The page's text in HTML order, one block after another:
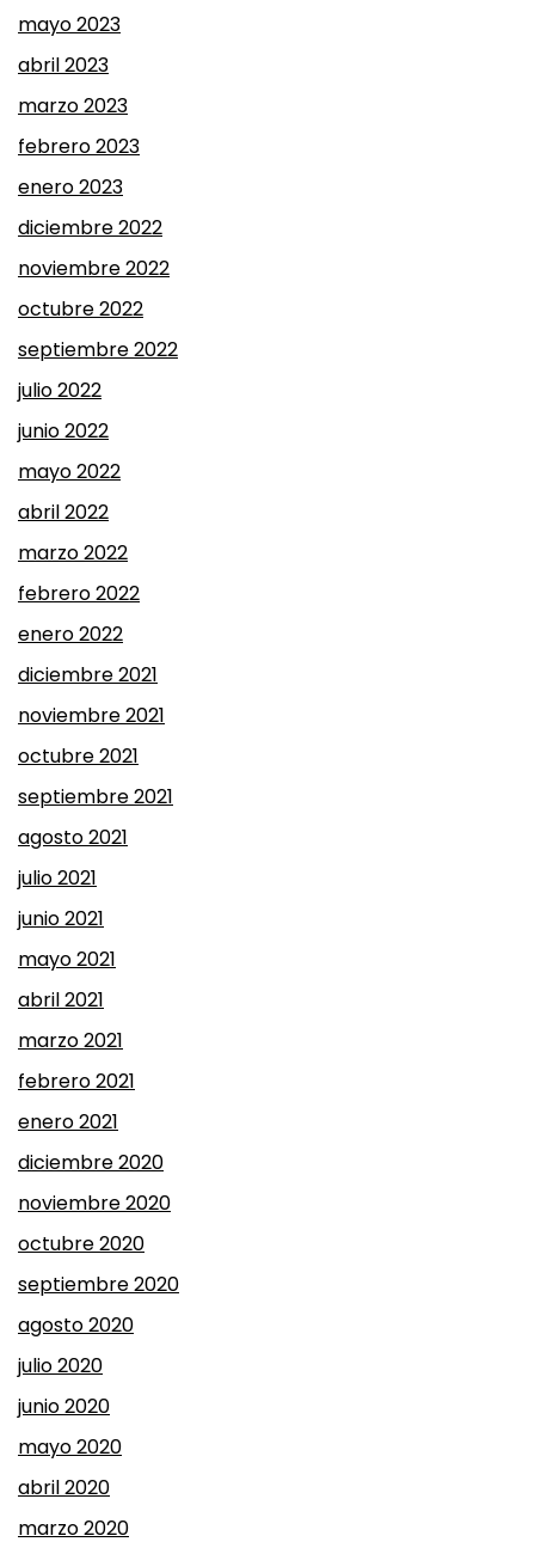
mayo 2023
abril 2023
marzo 2023
febrero 2023
enero 2023
diciembre 2022
noviembre 2022
octubre 2022
septiembre 2022
julio 2022
junio 2022
mayo 2022
abril 2022
marzo 2022
febrero 2022
enero 2022
diciembre 2021
noviembre 2021
octubre 2021
septiembre 2021
agosto 2021
julio 2021
junio 2021
mayo 2021
abril 2021
marzo 2021
febrero 2021
enero 2021
diciembre 2020
noviembre 2020
octubre 2020
septiembre 2020
agosto 2020
julio 2020
junio 2020
mayo 2020
abril 2020
marzo 2020